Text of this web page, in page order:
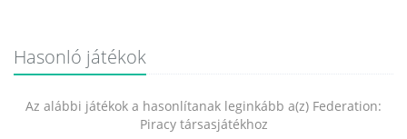
Hasonló játékok
Az alábbi játékok a hasonlítanak leginkább a(z) Federation:
Piracy társasjátékhoz